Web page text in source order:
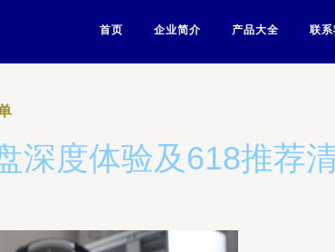
首页 企业简介 产品大全 联系
深度体验及618推荐